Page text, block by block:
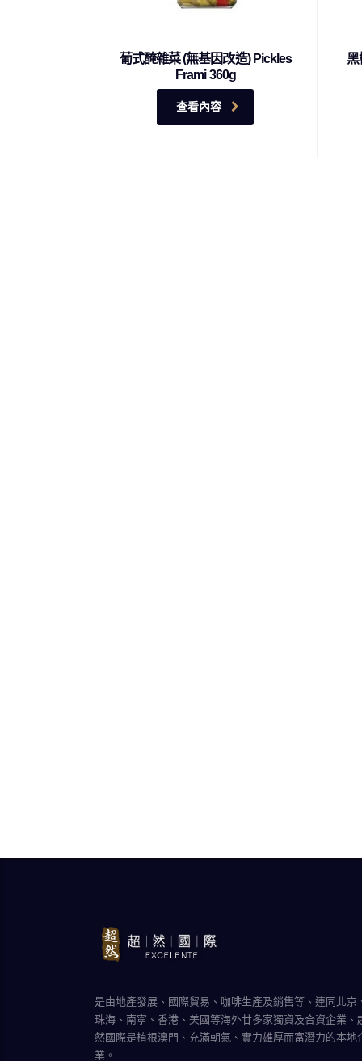
葡式醃雜菜 (無基因改造) Pickles
Frami 360g
查看內容
黑
是由地產發展、國際貿易、咖啡生產及銷售等、連同北京
珠海、南寧、香港、美國等海外廿多家獨資及合資企業、
然國際是植根澳門、充滿朝氣、實力雄厚而富潛力的本地
業。